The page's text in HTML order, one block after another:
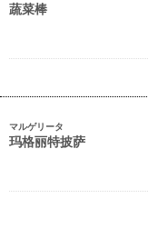
蔬菜棒
マルゲリータ
玛格丽特披萨